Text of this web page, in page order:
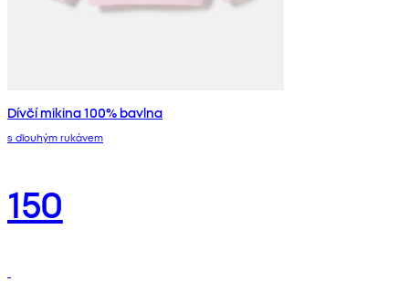
Dívčí mikina 100% bavlna
s dlouhým rukávem
150